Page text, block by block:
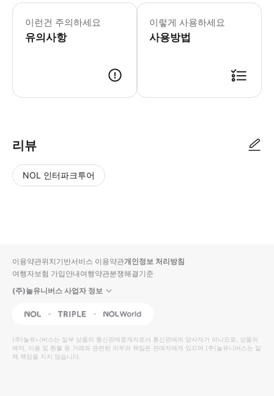
이런건 주의하세요
유의사항
* 운영시간 및 휴무일은 변경될 수 있
캐나다의 터키석 보석인 레이크 루
- 티켓 사용 레이크 루이스 스키 리
이렇게 사용하세요
사용방법
리뷰
NOL 인터파크투어
입니
다.
높
은
순
동
영
상
순
상
이용약관위치기반서비스 이용약관개인정보 처리방침
여행자보험 가입안내여행약관분쟁해결기준
(주)놀유니버스 사업자 정보
NOL Triple Interpark Global
(주)놀유니버스는 일부 상품의 통신판매중개자로서 통신판매의 당사자가 아니므로, 상품의
예약, 이용 및 환불 등 거래와 관련된 의무와 책임은 판매자에게 있으며 (주)놀유니버스는 일
체 책임을 지지 않습니다.